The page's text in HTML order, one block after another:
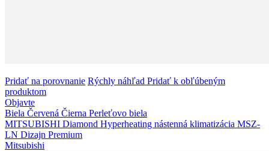
Pridať na porovnanie Rýchly náhľad Pridať k obľúbeným
produktom
Objavte
Biela Červená Čierna Perleťovo biela
MITSUBISHI Diamond Hyperheating nástenná klimatizácia MSZ-
LN Dizajn Premium
Mitsubishi